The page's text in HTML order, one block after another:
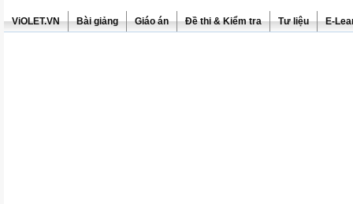
ViOLET.VN Bài giảng Giáo án Đề thi & Kiểm tra Tư liệu E-